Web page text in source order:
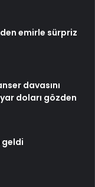
emirle sürpriz
davasını
doları gözden
geldi